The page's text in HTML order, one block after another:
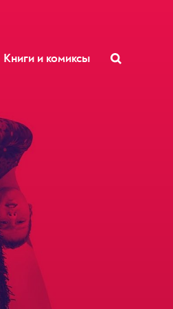
Книги и комиксы